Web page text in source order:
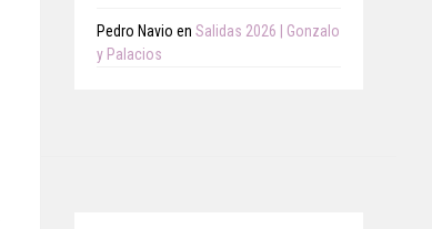
Pedro Navio en Salidas 2026 | Gonzalo
y Palacios